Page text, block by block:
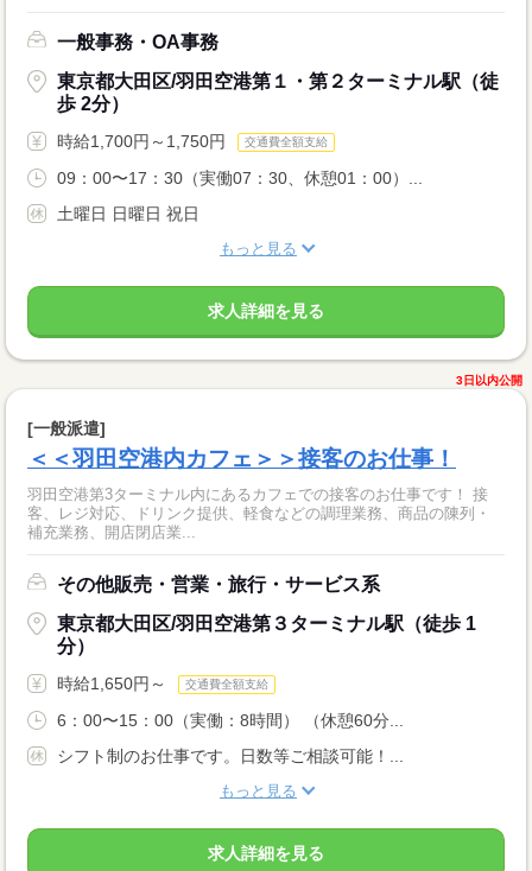
一般事務・OA事務
東京都大田区/羽田空港第１・第２ターミナル駅（徒
歩 2分）
時給1,700円～1,750円 交通費全額支給
09：00〜17：30（実働07：30、休憩01：00）...
土曜日 日曜日 祝日
もっと見る
求人詳細を見る
3日以内公開
[一般派遣]
＜＜羽田空港内カフェ＞＞接客のお仕事！
羽田空港第3ターミナル内にあるカフェでの接客のお仕事です！ 接
客、レジ対応、ドリンク提供、軽食などの調理業務、商品の陳列・
補充業務、開店閉店業...
その他販売・営業・旅行・サービス系
東京都大田区/羽田空港第３ターミナル駅（徒歩 1
分）
時給1,650円～ 交通費全額支給
6：00〜15：00（実働：8時間） （休憩60分...
シフト制のお仕事です。日数等ご相談可能！...
もっと見る
求人詳細を見る